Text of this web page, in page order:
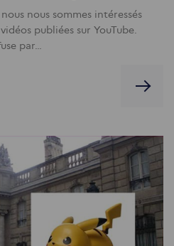
nous sommes intéressés
publiées sur YouTube.
par…